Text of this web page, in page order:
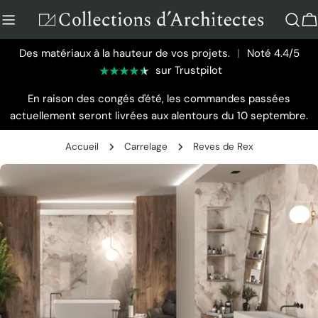
au
contenu
Des matériaux à la hauteur de vos projets. | Noté 4.4/5
sur Trustpilot
En raison des congés d'été, les commandes passées
actuellement seront livrées aux alentours du 10 septembre.
Accueil Carrelage Reves de Rex
Passer
aux
informations
sur
le
produit
le média 0 en mode modal